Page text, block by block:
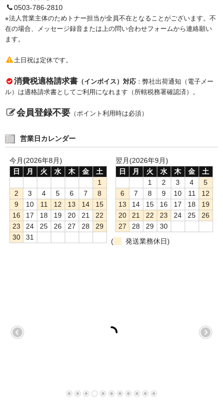
よくある質問
保証受付中
トナー・ドラム交換・修理
プリンタ補償
貴社都合返品
動画で分かる
トナー再生の流れ
もっと安い販売店があります。何が違うのですか？
リサイクルトナーで経費削減
リサイクルトナーの評価
対応プリンターメーカー
0503-786-2810
※法人営業主体のためトナー担当が全員不在となることがございます。不
在の場合、メッセージ録音または上の問い合わせフォームから連絡願い
ます。
土日祝は定休です。
消費税適格請求書 （インボイス）対応 ：弊社出荷通知（電子メー
ル）は適格請求書としてご利用になれます（所轄税務署確認済）。
会員登録不要 （ポイント利用時は必須）
営業日カレンダー
今月(2026年8月)
日
月 火 水 木 金
土
1
2
3 4 5 6 7
8
9
10 11 12 13 14
15
16
17 18 19 20 21
22
23
24 25 26 27 28
29
30
31
翌月(2026年9月)
日
月 火 水 木 金
土
1
2 3 4
5
6
7 8 9 10 11
12
13
14 15 16 17 18
19
20
21 22 23 24 25
26
27
28 29
30
(
発送業務休日)